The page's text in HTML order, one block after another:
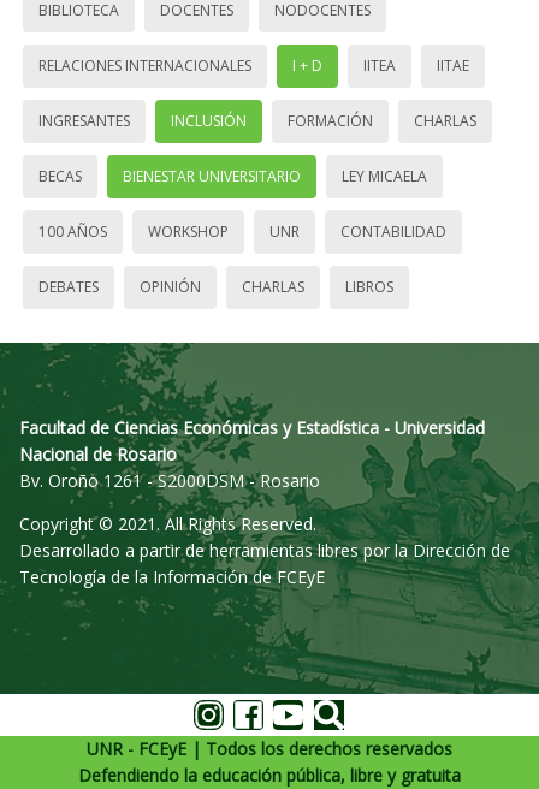
BIBLIOTECA DOCENTES NODOCENTES
RELACIONES INTERNACIONALES I + D IITEA IITAE
INGRESANTES INCLUSIÓN FORMACIÓN CHARLAS
BECAS BIENESTAR UNIVERSITARIO LEY MICAELA
100 AÑOS WORKSHOP UNR CONTABILIDAD
DEBATES OPINIÓN CHARLAS LIBROS
Facultad de Ciencias Económicas y Estadística - Universidad
Nacional de Rosario
Bv. Oroño 1261 - S2000DSM - Rosario
Copyright © 2021. All Rights Reserved.
Desarrollado a partir de herramientas libres por la Dirección de
Tecnología de la Información de FCEyE
UNR - FCEyE | Todos los derechos reservados
Defendiendo la educación pública, libre y gratuita